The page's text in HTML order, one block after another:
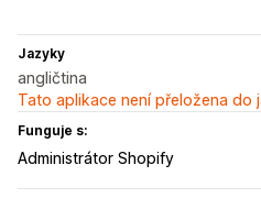
Jazyky
angličtina
Tato aplikace není přeložena do
Funguje s:
Administrátor Shopify